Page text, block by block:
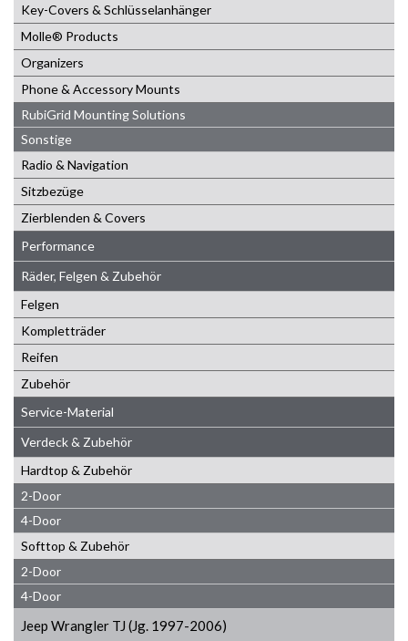
Key-Covers & Schlüsselanhänger
Molle® Products
Organizers
Phone & Accessory Mounts
RubiGrid Mounting Solutions
Sonstige
Radio & Navigation
Sitzbezüge
Zierblenden & Covers
Performance
Räder, Felgen & Zubehör
Felgen
Kompletträder
Reifen
Zubehör
Service-Material
Verdeck & Zubehör
Hardtop & Zubehör
2-Door
4-Door
Softtop & Zubehör
2-Door
4-Door
Jeep Wrangler TJ (Jg. 1997-2006)